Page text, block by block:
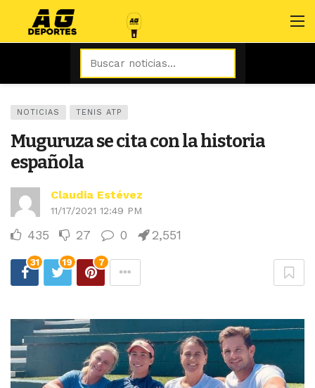
NOTICIAS TENIS ATP
Muguruza se cita con la historia
española
Claudia Estévez
11/17/2021 12:49 PM
435 27 0 2,551
31 19 7